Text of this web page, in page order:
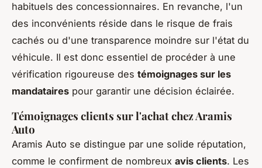
habituels des concessionnaires. En revanche, l'un
des inconvénients réside dans le risque de frais
cachés ou d'une transparence moindre sur l'état du
véhicule. Il est donc essentiel de procéder à une
vérification rigoureuse des témoignages sur les
mandataires pour garantir une décision éclairée.
Témoignages clients sur l'achat chez Aramis
Auto
Aramis Auto se distingue par une solide réputation,
comme le confirment de nombreux avis clients. Les